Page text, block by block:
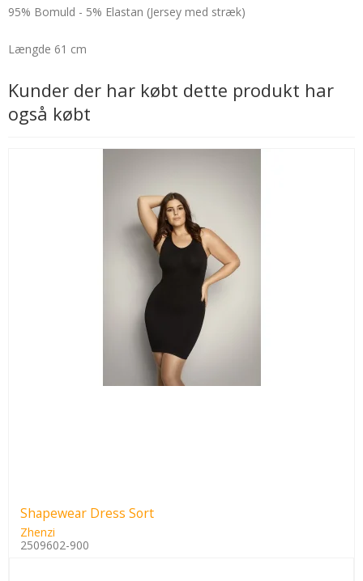
95% Bomuld - 5% Elastan (Jersey med stræk)
Længde 61 cm
Kunder der har købt dette produkt har
også købt
Shapewear Dress Sort
Zhenzi
2509602-900